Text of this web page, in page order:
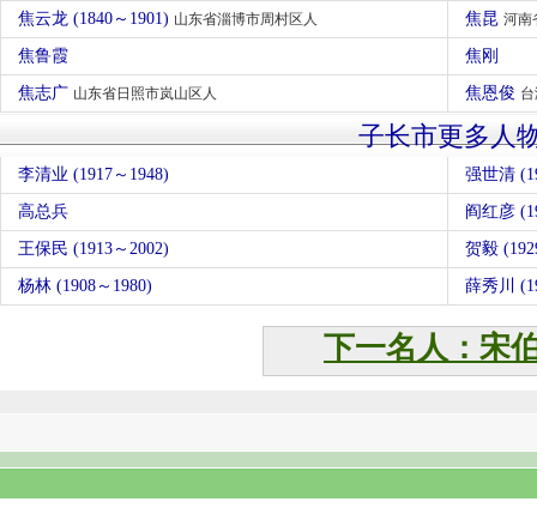
焦云龙 (1840～1901) 山东省淄博市周村区人 焦昆 河南
焦鲁霞 焦刚
焦志广 山东省日照市岚山区人 焦恩俊
子长市更多人
李清业 (1917～1948) 强世清
高总兵 阎红彦
王保民 (1913～2002) 贺毅
杨林 (1908～1980) 薛秀川
下一名人：宋